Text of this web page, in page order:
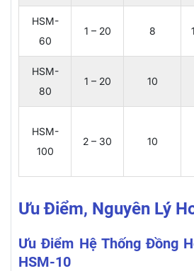
HSM-
60
1 – 20 8
HSM-
80
1 – 20 10
HSM-
100
2 – 30 10
Ưu Điểm, Nguyên Lý
Ưu Điểm Hệ Thống Đồng
HSM-10